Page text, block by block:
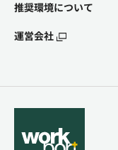
推奨環境について
運営会社